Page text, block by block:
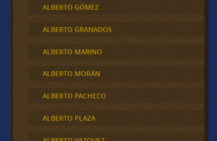
ALBERTO GÓMEZ
ALBERTO GRANADOS
ALBERTO MARINO
ALBERTO MORÁN
ALBERTO PACHECO
ALBERTO PLAZA